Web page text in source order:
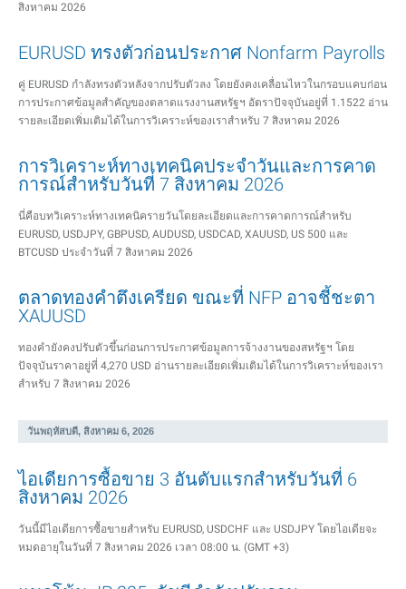
สิงหาคม 2026
EURUSD ทรงตัวก่อนประกาศ Nonfarm Payrolls
คู่ EURUSD กำลังทรงตัวหลังจากปรับตัวลง โดยยังคงเคลื่อนไหวในกรอบแคบก่อน
การประกาศข้อมูลสำคัญของตลาดแรงงานสหรัฐฯ อัตราปัจจุบันอยู่ที่ 1.1522 อ่าน
รายละเอียดเพิ่มเติมได้ในการวิเคราะห์ของเราสำหรับ 7 สิงหาคม 2026
การวิเคราะห์ทางเทคนิคประจำวันและการคาด
การณ์สำหรับวันที่ 7 สิงหาคม 2026
นี่คือบทวิเคราะห์ทางเทคนิครายวันโดยละเอียดและการคาดการณ์สำหรับ
EURUSD, USDJPY, GBPUSD, AUDUSD, USDCAD, XAUUSD, US 500 และ
BTCUSD ประจำวันที่ 7 สิงหาคม 2026
ตลาดทองคำตึงเครียด ขณะที่ NFP อาจชี้ชะตา
XAUUSD
ทองคำยังคงปรับตัวขึ้นก่อนการประกาศข้อมูลการจ้างงานของสหรัฐฯ โดย
ปัจจุบันราคาอยู่ที่ 4,270 USD อ่านรายละเอียดเพิ่มเติมได้ในการวิเคราะห์ของเรา
สำหรับ 7 สิงหาคม 2026
วันพฤหัสบดี, สิงหาคม 6, 2026
ไอเดียการซื้อขาย 3 อันดับแรกสำหรับวันที่ 6
สิงหาคม 2026
วันนี้มีไอเดียการซื้อขายสำหรับ EURUSD, USDCHF และ USDJPY โดยไอเดียจะ
หมดอายุในวันที่ 7 สิงหาคม 2026 เวลา 08:00 น. (GMT +3)